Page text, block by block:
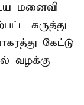
மனைவி
கருத்து
கேட்டு
வழக்கு